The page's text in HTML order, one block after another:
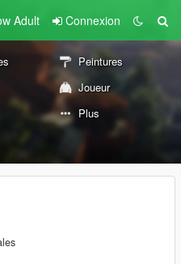
Adult Connexion
Peintures
Joueur
Plus